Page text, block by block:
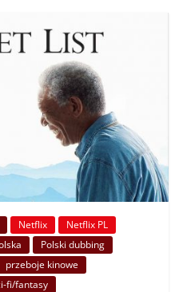
Netflix
Netflix PL
Polski dubbing
przeboje kinowe
fi/fantasy